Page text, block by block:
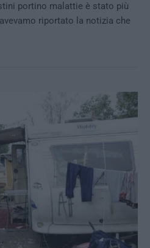
portino malattie è stato più
riportato la notizia che